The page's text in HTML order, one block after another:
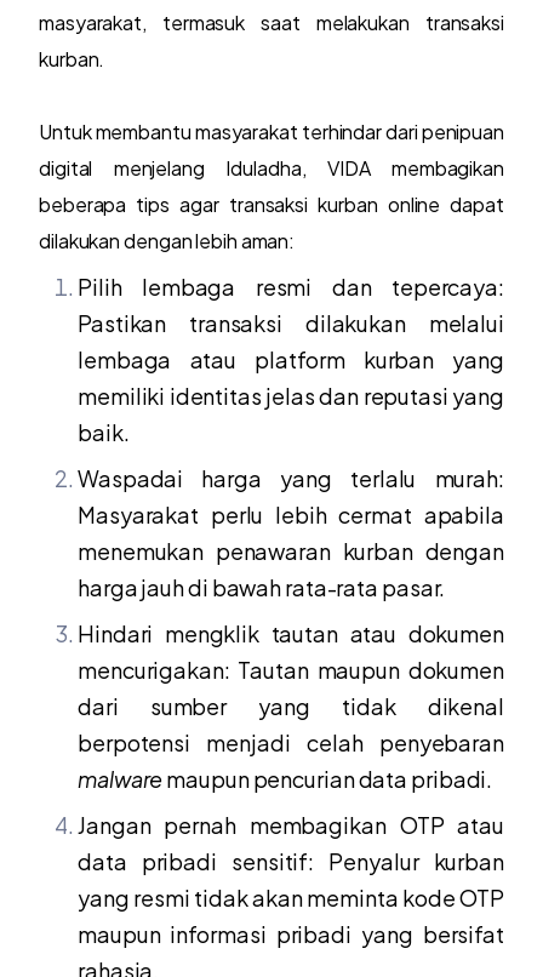
masyarakat, termasuk saat melakukan transaksi
kurban.
Untuk membantu masyarakat terhindar dari penipuan
digital menjelang Iduladha, VIDA membagikan
beberapa tips agar transaksi kurban online dapat
dilakukan dengan lebih aman:
Pilih lembaga resmi dan tepercaya:
Pastikan transaksi dilakukan melalui
lembaga atau platform kurban yang
memiliki identitas jelas dan reputasi yang
baik.
Waspadai harga yang terlalu murah:
Masyarakat perlu lebih cermat apabila
menemukan penawaran kurban dengan
harga jauh di bawah rata-rata pasar.
Hindari mengklik tautan atau dokumen
mencurigakan: Tautan maupun dokumen
dari sumber yang tidak dikenal
berpotensi menjadi celah penyebaran
malwaremaupun pencurian data pribadi.
Jangan pernah membagikan OTP atau
data pribadi sensitif: Penyalur kurban
yang resmi tidak akan meminta kode OTP
maupun informasi pribadi yang bersifat
rahasia.